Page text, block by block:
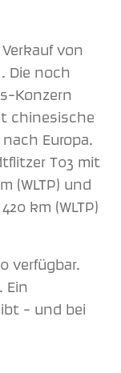
von
Die noch
Konzern
chinesische
Europa.
T03 mit
(WLTP) und
km (WLTP)
verfügbar.
Ein
– und bei